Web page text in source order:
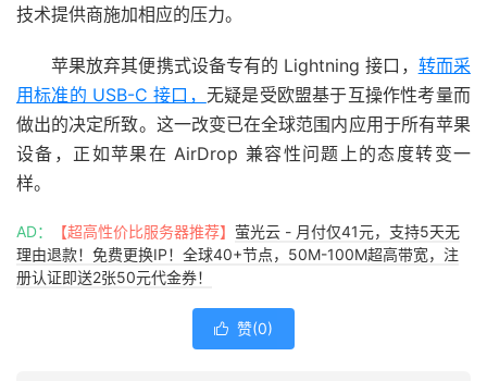
技术提供商施加相应的压力。
苹果放弃其便携式设备专有的 Lightning 接口， 转而采
用标准的 USB-C 接口， 无疑是受欧盟基于互操作性考量而
做出的决定所致。这一改变已在全球范围内应用于所有苹果
设备，正如苹果在 AirDrop 兼容性问题上的态度转变一
样。
AD： 【超高性价比服务器推荐】 萤光云 - 月付仅41元，支持5天无
理由退款！免费更换IP！全球40+节点，50M-100M超高带宽，注
册认证即送2张50元代金券！
 赞(0)